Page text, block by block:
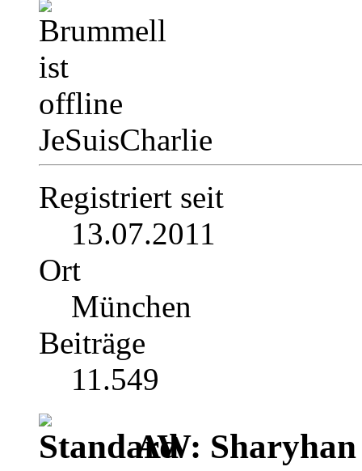
JeSuisCharlie
Registriert seit
13.07.2011
Ort
München
Beiträge
11.549
AW: Sharyhan